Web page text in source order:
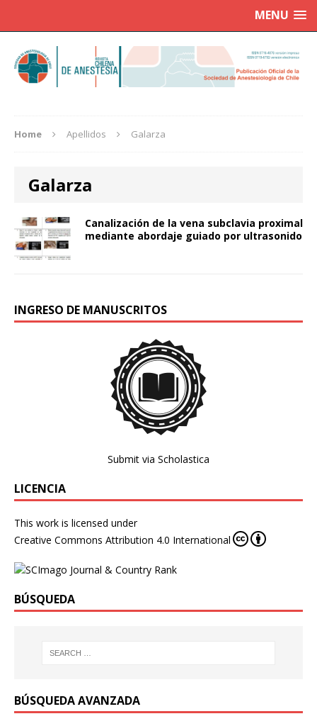
MENU
Home Apellidos Galarza
Galarza
Canalización de la vena subclavia proximal
mediante abordaje guiado por ultrasonido
INGRESO DE MANUSCRITOS
Submit via Scholastica
LICENCIA
This work is licensed under
Creative Commons Attribution 4.0 International
BÚSQUEDA
BÚSQUEDA AVANZADA